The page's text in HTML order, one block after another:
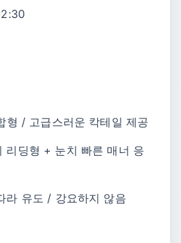
형 / 고급스러운 칵테일 제공
리딩형 + 눈치 빠른 매너 응
라 유도 / 강요하지 않음